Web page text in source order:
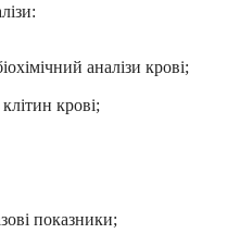
аналізи крові;
крові;
показники;